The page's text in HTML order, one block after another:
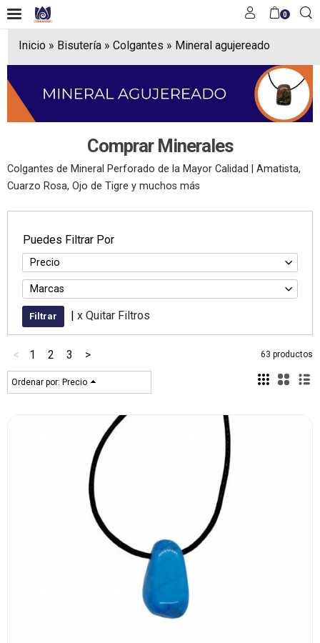
0
Inicio » Bisutería » Colgantes » Mineral agujereado
Comprar Minerales
Colgantes de Mineral Perforado de la Mayor Calidad | Amatista,
Cuarzo Rosa, Ojo de Tigre y muchos más
Puedes Filtrar Por
Precio
Marcas
| x Quitar Filtros
< 1 2 3 > 63 productos
Ordenar por: Precio